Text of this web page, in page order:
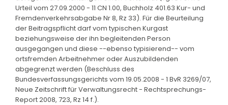
Urteil vom 27.09.2000 - 11 CN 1.00, Buchholz 401.63 Kur- und
Fremdenverkehrsabgabe Nr 8, Rz 33). Für die Beurteilung
der Beitragspflicht darf vom typischen Kurgast
beziehungsweise der ihn begleitenden Person
ausgegangen und diese --ebenso typisierend-- vom
ortsfremden Arbeitnehmer oder Auszubildenden
abgegrenzt werden (Beschluss des
Bundesverfassungsgerichts vom 19.05.2008 - 1 BvR 3269/07,
Neue Zeitschrift für Verwaltungsrecht - Rechtsprechungs-
Report 2008, 723, Rz 14 f.).